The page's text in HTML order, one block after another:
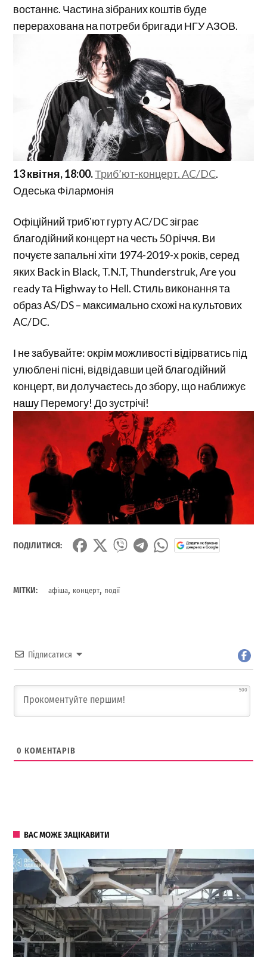
востаннє. Частина зібраних коштів буде
перерахована на потреби бригади НГУ АЗОВ.
13 квітня, 18:00.Триб’ют-концерт. AC/DC.
Одеська Філармонія
Офіційний трибʼют гурту AC/DC зіграє
благодійний концерт на честь 50 річчя. Ви
почуєте запальні хіти 1974-2019-х років, серед
яких Back in Black, T.N.T, Thunderstruk, Are you
ready та Highway to Hell. Стиль виконання та
образ AS/DS – максимально схожі на культових
AC/DC.
І не забувайте: окрім можливості відірватись під
улюблені пісні, відвідавши цей благодійний
концерт, ви долучаєтесь до збору, що наближує
нашу Перемогу! До зустрічі!
ПОДІЛИТИСЯ:
МІТКИ: афіша, концерт, події
Підписатися
500
0 КОМЕНТАРІВ
ВАС МОЖЕ ЗАЦІКАВИТИ